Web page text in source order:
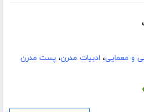
و معمایی، ادبیات مدرن،پست مدرن